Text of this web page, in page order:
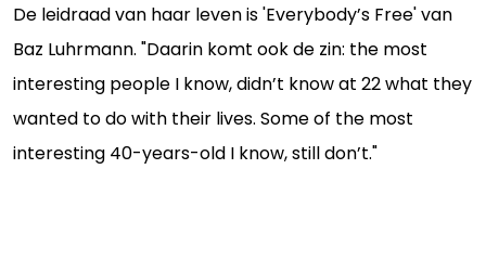
De leidraad van haar leven is 'Everybody’s Free' van
Baz Luhrmann. "Daarin komt ook de zin: the most
interesting people I know, didn’t know at 22 what they
wanted to do with their lives. Some of the most
interesting 40-years-old I know, still don’t."